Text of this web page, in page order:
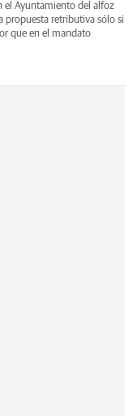
el Ayuntamiento del alfoz
propuesta retributiva sólo si
que en el mandato